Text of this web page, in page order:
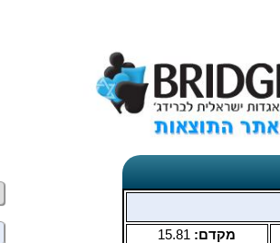
מקדם: 15.81